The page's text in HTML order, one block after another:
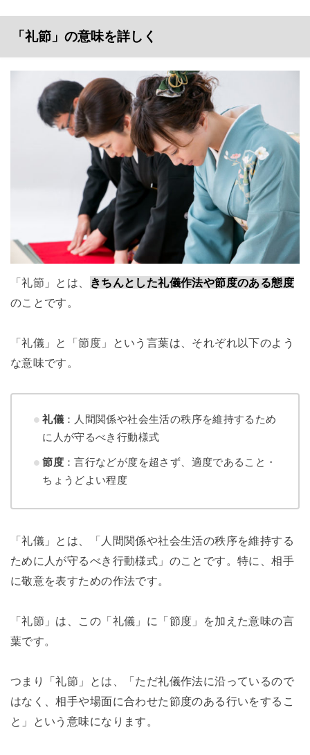
「礼節」の意味を詳しく
「礼節」とは、
きちんとした礼儀作法や節度のある態度
のことです。
「礼儀」と「節度」という言葉は、それぞれ以下のよう
な意味です。
礼儀：人間関係や社会生活の秩序を維持するため
に人が守るべき行動様式
節度：言行などが度を超さず、適度であること・
ちょうどよい程度
「礼儀」とは、「人間関係や社会生活の秩序を維持する
ために人が守るべき行動様式」のことです。特に、相手
に敬意を表すための作法です。
「礼節」は、この「礼儀」に「節度」を加えた意味の言
葉です。
つまり「礼節」とは、「ただ礼儀作法に沿っているので
はなく、相手や場面に合わせた節度のある行いをするこ
と」という意味になります。